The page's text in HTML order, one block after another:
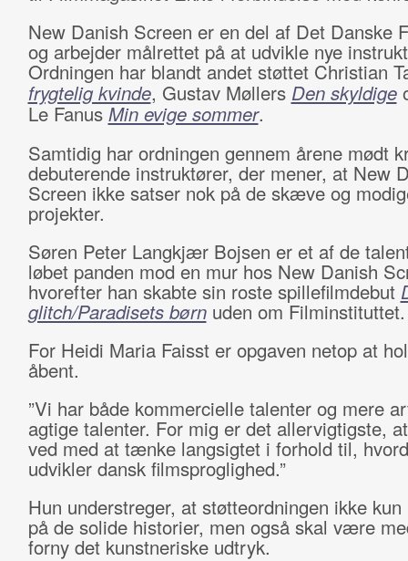
New Danish Screen er en del af Det Danske
og arbejder målrettet på at udvikle nye
Ordningen har blandt andet støttet Christian
frygtelig kvinde, Gustav Møllers Den skyldige
Le Fanus Min evige sommer.
Samtidig har ordningen gennem årene mødt
debuterende instruktører, der mener, at New
Screen ikke satser nok på de skæve og
projekter.
Søren Peter Langkjær Bojsen er et af de
løbet panden mod en mur hos New Danish
hvorefter han skabte sin roste spillefilmdebut
glitch/Paradisets børn uden om Filminstituttet.
For Heidi Maria Faisst er opgaven netop at
åbent.
”Vi har både kommercielle talenter og mere
agtige talenter. For mig er det allervigtigste,
ved med at tænke langsigtet i forhold til,
udvikler dansk filmsproglighed.”
Hun understreger, at støtteordningen ikke kun
på de solide historier, men også skal være
forny det kunstneriske udtryk.